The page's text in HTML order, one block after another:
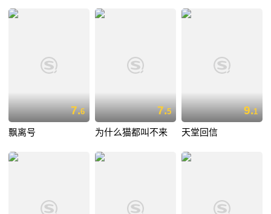
7.6
飘离号
7.5
为什么猫都叫不来
9.1
天堂回信